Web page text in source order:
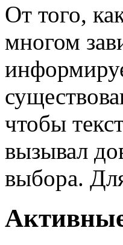
От того,
многом
чтобы
вызывал
выбора.